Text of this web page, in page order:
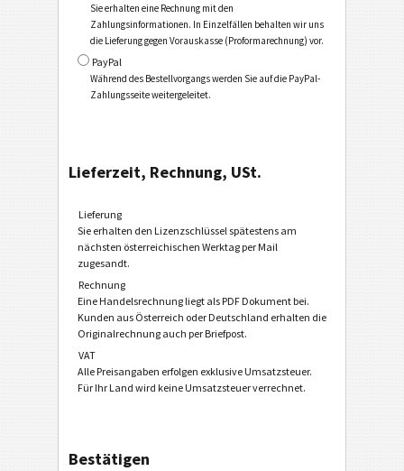
Sie erhalten eine Rechnung mit den
Zahlungsinformationen. In Einzelfällen behalten wir uns
die Lieferung gegen Vorauskasse (Proformarechnung) vor.
PayPal
Während des Bestellvorgangs werden Sie auf die PayPal-
Zahlungsseite weitergeleitet.
Lieferzeit, Rechnung, USt.
Lieferung
Sie erhalten den Lizenzschlüssel spätestens am
nächsten österreichischen Werktag per Mail
zugesandt.
Rechnung
Eine Handelsrechnung liegt als PDF Dokument bei.
Kunden aus Österreich oder Deutschland erhalten die
Originalrechnung auch per Briefpost.
VAT
Alle Preisangaben erfolgen exklusive Umsatzsteuer.
Für Ihr Land wird keine Umsatzsteuer verrechnet.
Bestätigen